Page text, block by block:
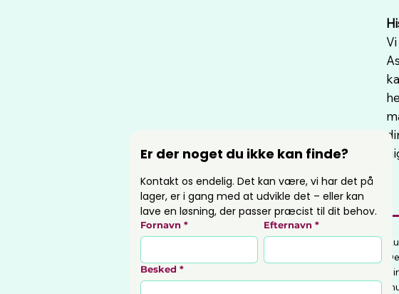
Er der noget du ikke kan finde?
Kontakt os endelig. Det kan være, vi har det på
lager, er i gang med at udvikle det – eller kan
lave en løsning, der passer præcist til dit behov.
Fornavn * Efternavn *
Besked *